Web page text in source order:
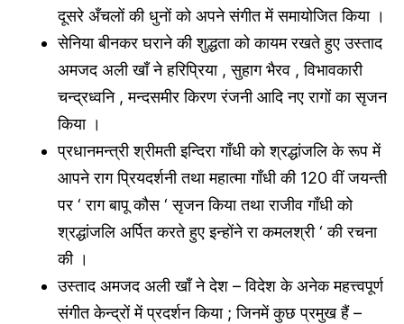
दूसरे अँचलों की धुनों को अपने संगीत में समायोजित किया ।
सेनिया बीनकर घराने की शुद्धता को कायम रखते हुए उस्ताद
अमजद अली खाँ ने हरिप्रिया , सुहाग भैरव , विभावकारी
चन्द्रध्वनि , मन्दसमीर किरण रंजनी आदि नए रागों का सृजन
किया ।
प्रधानमन्त्री श्रीमती इन्दिरा गाँधी को श्रद्धांजलि के रूप में
आपने राग प्रियदर्शनी तथा महात्मा गाँधी की 120 वीं जयन्ती
पर ‘ राग बापू कौस ‘ सृजन किया तथा राजीव गाँधी को
श्रद्धांजलि अर्पित करते हुए इन्होंने रा कमलश्री ‘ की रचना
की ।
उस्ताद अमजद अली खाँ ने देश – विदेश के अनेक महत्त्वपूर्ण
संगीत केन्द्रों में प्रदर्शन किया ; जिनमें कुछ प्रमुख हैं –